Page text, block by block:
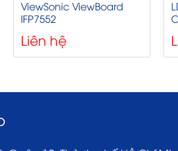
ViewSonic ViewBoard
IFP7552
Liên hệ